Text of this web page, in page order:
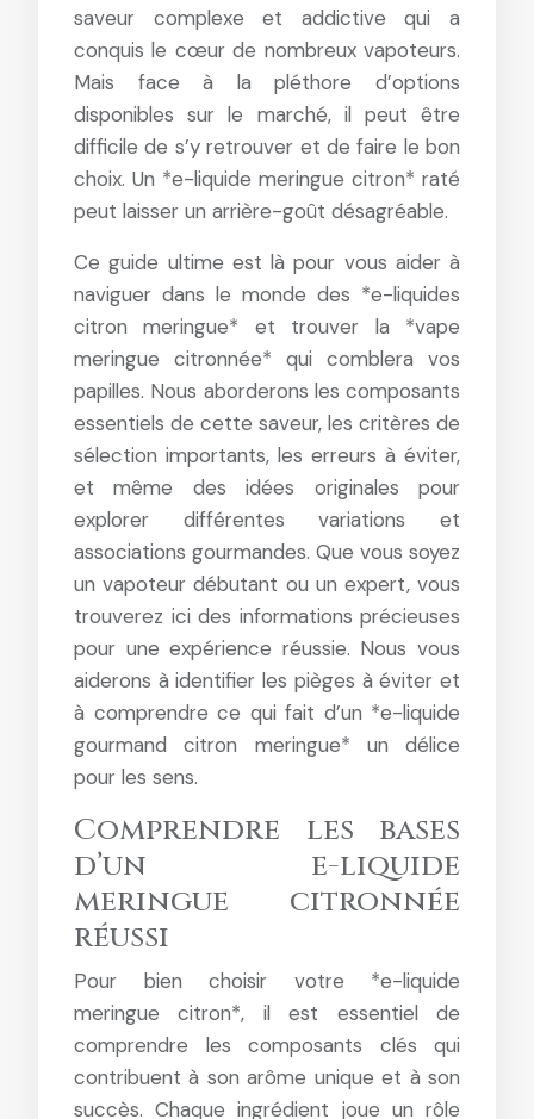
saveur complexe et addictive qui a
conquis le cœur de nombreux vapoteurs.
Mais face à la pléthore d’options
disponibles sur le marché, il peut être
difficile de s’y retrouver et de faire le bon
choix. Un *e-liquide meringue citron* raté
peut laisser un arrière-goût désagréable.
Ce guide ultime est là pour vous aider à
naviguer dans le monde des *e-liquides
citron meringue* et trouver la *vape
meringue citronnée* qui comblera vos
papilles. Nous aborderons les composants
essentiels de cette saveur, les critères de
sélection importants, les erreurs à éviter,
et même des idées originales pour
explorer différentes variations et
associations gourmandes. Que vous soyez
un vapoteur débutant ou un expert, vous
trouverez ici des informations précieuses
pour une expérience réussie. Nous vous
aiderons à identifier les pièges à éviter et
à comprendre ce qui fait d’un *e-liquide
gourmand citron meringue* un délice
pour les sens.
Comprendre les bases
d’un e-liquide
meringue citronnée
réussi
Pour bien choisir votre *e-liquide
meringue citron*, il est essentiel de
comprendre les composants clés qui
contribuent à son arôme unique et à son
succès. Chaque ingrédient joue un rôle